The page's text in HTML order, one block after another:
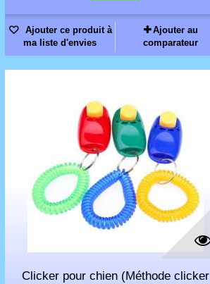
Ajouter ce produit à
ma liste d'envies
Ajouter au
comparateur
Clicker pour chien (Méthode clicker